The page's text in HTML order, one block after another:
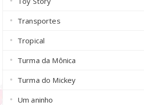
Transportes
Tropical
Turma da Mônica
Turma do Mickey
Um aninho